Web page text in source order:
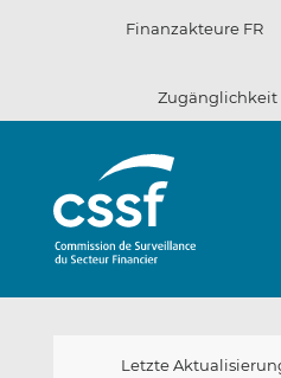
Finanzakteure FR
Zugänglichkeit
Letzte